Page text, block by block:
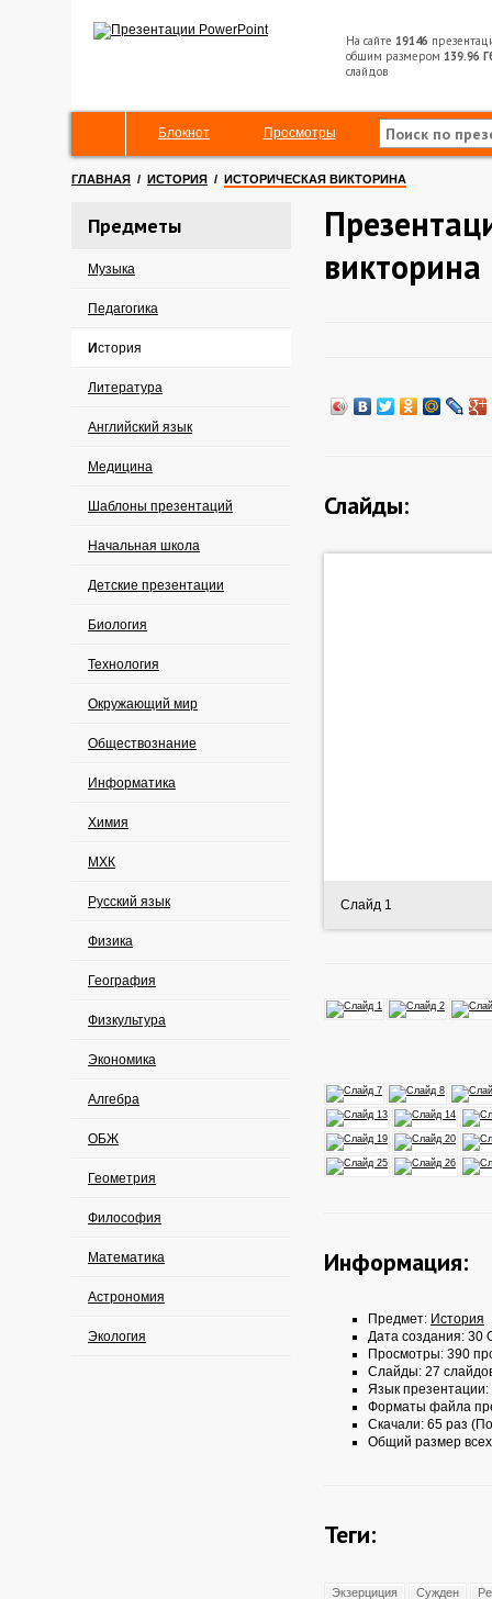
На сайте 19146
общим размером 139.96
слайдов
Блокнот Просмотры
ГЛАВНАЯ / ИСТОРИЯ / ИСТОРИЧЕСКАЯ ВИКТОРИНА
Предметы
Музыка
Педагогика
История
Литература
Английский язык
Медицина
Шаблоны презентаций
Начальная школа
Детские презентации
Биология
Технология
Окружающий мир
Обществознание
Информатика
Химия
МХК
Русский язык
Физика
География
Физкультура
Экономика
Алгебра
ОБЖ
Геометрия
Философия
Математика
Астрономия
Экология
викторина
Слайды:
Слайд 1
Информация:
Предмет: История
Дата создания: 30
Просмотры: 390
Слайды: 27
Язык презентации:
Форматы файла
Скачали: 65 раз
Общий размер
Теги:
Экзерциция Сужден